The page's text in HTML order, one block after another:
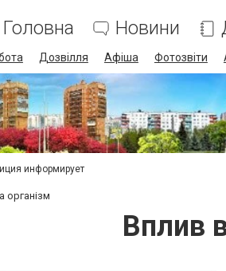
Головна Новини
Дозвілля Афіша Фотозвіти
информирует
організм
Вплив